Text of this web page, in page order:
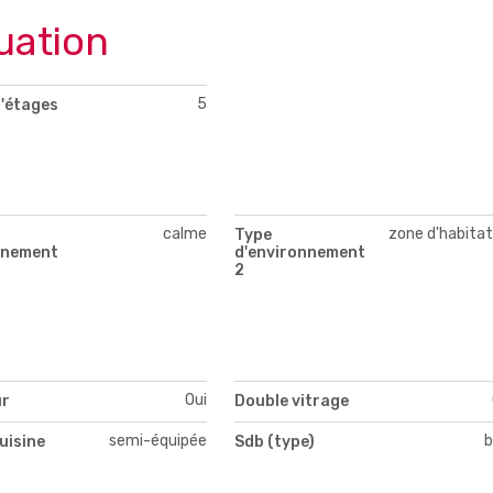
5
calme
Type
d'environnement
2
zone
Oui Double vitrage
semi-équipée Sdb (type)